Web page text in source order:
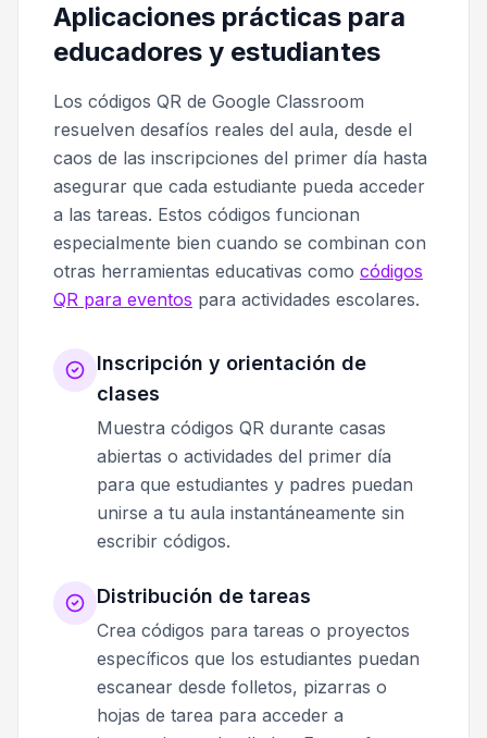
Aplicaciones prácticas para
educadores y estudiantes
Los códigos QR de Google Classroom
resuelven desafíos reales del aula, desde el
caos de las inscripciones del primer día hasta
asegurar que cada estudiante pueda acceder
a las tareas. Estos códigos funcionan
especialmente bien cuando se combinan con
otras herramientas educativas como códigos
QR para eventos para actividades escolares.
Inscripción y orientación de
clases
Muestra códigos QR durante casas
abiertas o actividades del primer día
para que estudiantes y padres puedan
unirse a tu aula instantáneamente sin
escribir códigos.
Distribución de tareas
Crea códigos para tareas o proyectos
específicos que los estudiantes puedan
escanear desde folletos, pizarras o
hojas de tarea para acceder a